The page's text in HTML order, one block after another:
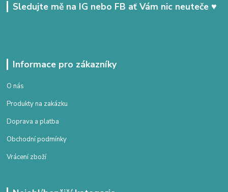
Sledujte mě na IG nebo FB ať Vám nic neuteče ♥
Informace pro zákazníky
O nás
Produkty na zakázku
Doprava a platba
Obchodní podmínky
Vrácení zboží